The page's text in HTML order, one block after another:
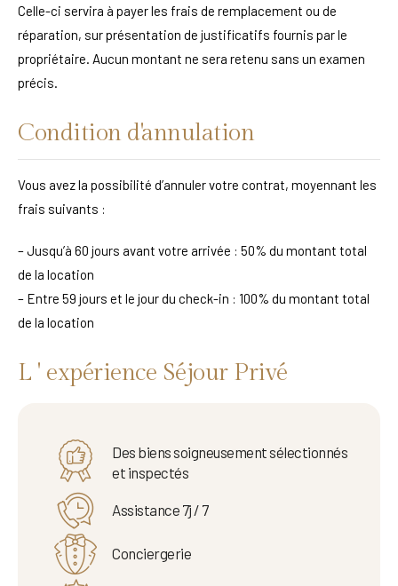
Celle-ci servira à payer les frais de remplacement ou de
réparation, sur présentation de justificatifs fournis par le
propriétaire. Aucun montant ne sera retenu sans un examen
précis.
Condition d'annulation
Vous avez la possibilité d’annuler votre contrat, moyennant les
frais suivants :
– Jusqu’à 60 jours avant votre arrivée : 50% du montant total
de la location
– Entre 59 jours et le jour du check-in : 100% du montant total
de la location
L ' expérience Séjour Privé
Des biens soigneusement sélectionnés
et inspectés
Assistance 7j / 7
Conciergerie